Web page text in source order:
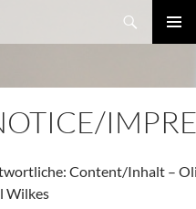
Content/Inhalt –
Wilkes